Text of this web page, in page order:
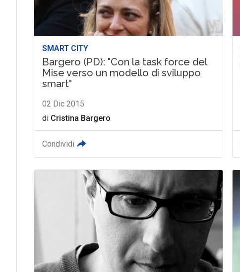
SMART CITY
Bargero (PD): "Con la task force del
Mise verso un modello di sviluppo
smart"
02 Dic 2015
di Cristina Bargero
Condividi